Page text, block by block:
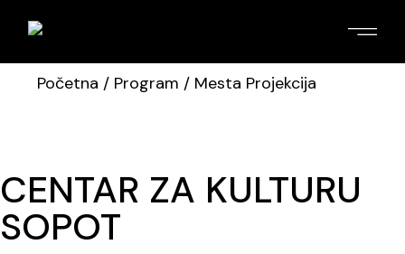
Početna / Program / Mesta Projekcija
CENTAR ZA KULTURU
SOPOT